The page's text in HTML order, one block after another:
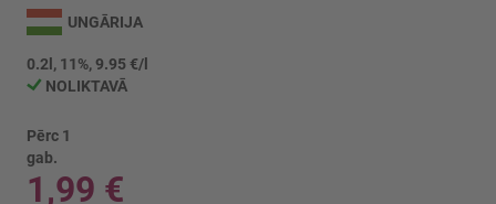
uz
galerijas
sākumu
UNGĀRIJA
0.2l, 11%, 9.95 €/l
NOLIKTAVĀ
Pērc 1
gab.
1,99 €